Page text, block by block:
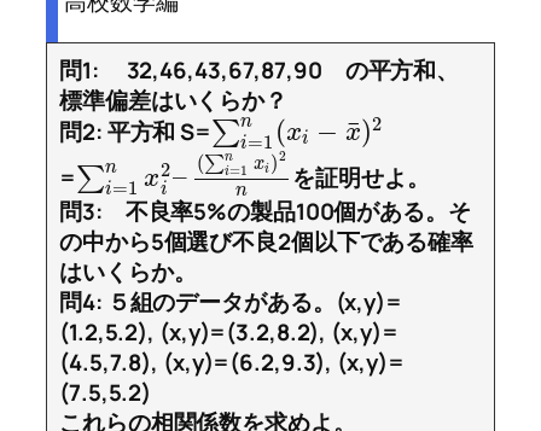
問1: 32,46,43,67,87,90 の平方和、
標準偏差はいくらか？
問2: 平方和 S=∑n
i=1 (xi − x
¯)2
=∑n
i=1 x2
i – (∑n
i=1 xi)2
n
を証明せよ。
問3: 不良率5%の製品100個がある。そ
の中から5個選び不良2個以下である確率
はいくらか。
問4: ５組のデータがある。(x,y)=
(1.2,5.2), (x,y)=(3.2,8.2), (x,y)=
(4.5,7.8), (x,y)=(6.2,9.3), (x,y)=
(7.5,5.2)
これらの相関係数を求めよ。